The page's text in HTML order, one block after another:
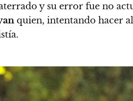
y su error fue no
quien, intentando hacer